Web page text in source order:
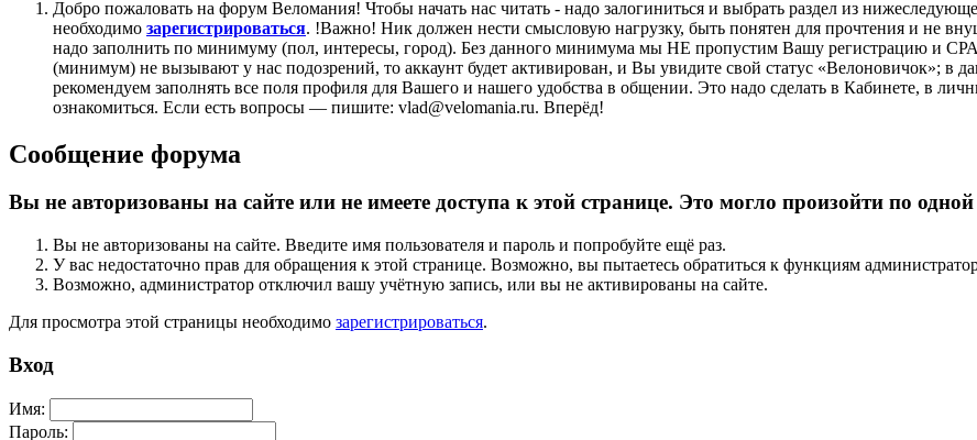
Добро пожаловать на форум Веломания! Чтобы начать нас читать - надо залогиниться и выбрать раздел из
необходимо зарегистрироваться. !Важно! Ник должен нести смысловую нагрузку, быть понятен для прочтения и не
надо заполнить по минимуму (пол, интересы, город). Без данного минимума мы НЕ пропустим Вашу регистрацию и
(минимум) не вызывают у нас подозрений, то аккаунт будет активирован, и Вы увидите свой статус «Велоновичок»; в
рекомендуем заполнять все поля профиля для Вашего и нашего удобства в общении. Это надо сделать в Кабинете, в
ознакомиться. Если есть вопросы — пишите: vlad@velomania.ru. Вперёд!
Сообщение форума
Вы не авторизованы на сайте или не имеете доступа к этой странице. Это могло произойти по
Вы не авторизованы на сайте. Введите имя пользователя и пароль и попробуйте ещё раз.
У вас недостаточно прав для обращения к этой странице. Возможно, вы пытаетесь обратиться к функциям
Возможно, администратор отключил вашу учётную запись, или вы не активированы на сайте.
Для просмотра этой страницы необходимо зарегистрироваться.
Вход
Имя:
Пароль: